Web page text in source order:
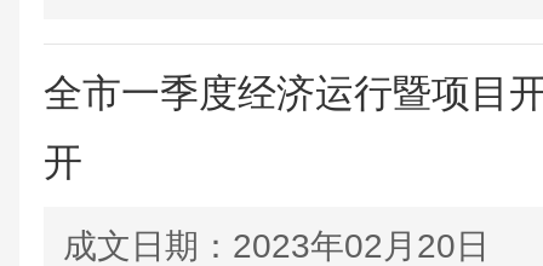
全市一季度经济运行暨项目
开
成文日期： 2023年02月20日